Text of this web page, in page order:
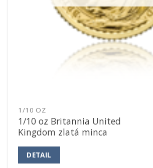
1/10 OZ
1/10 oz Britannia United
Kingdom zlatá minca
DETAIL